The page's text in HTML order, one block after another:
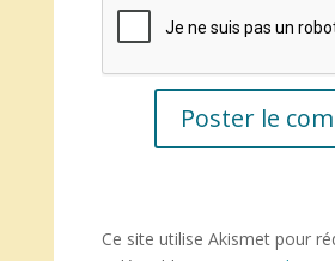
Ce site utilise Akismet pour